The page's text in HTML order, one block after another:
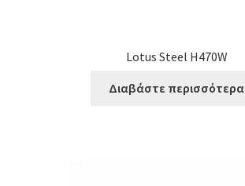
Lotus Steel H470W
Διαβάστε περισσότερα